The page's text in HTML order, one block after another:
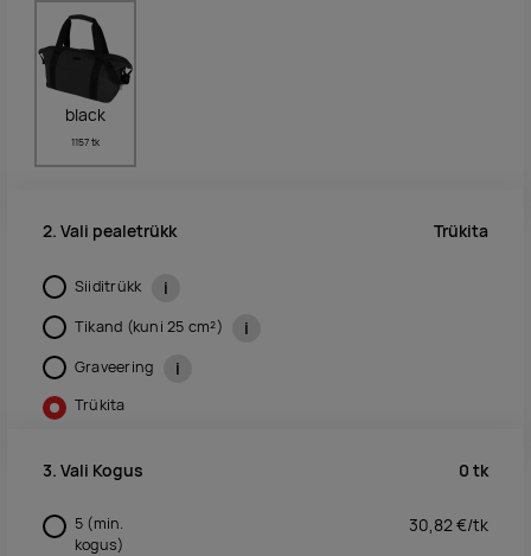
black
1157 tk
2. Vali pealetrükk Trükita
Siiditrükk i
Tikand (kuni 25 cm²) i
Graveering i
Trükita
3. Vali Kogus 0 tk
5 (min.
kogus)
30,82€/tk